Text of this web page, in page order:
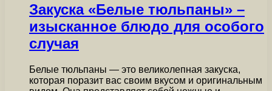
Закуска «Белые тюльпаны» –
изысканное блюдо для особого
случая
Белые тюльпаны — это великолепная закуска,
которая поразит вас своим вкусом и оригинальным